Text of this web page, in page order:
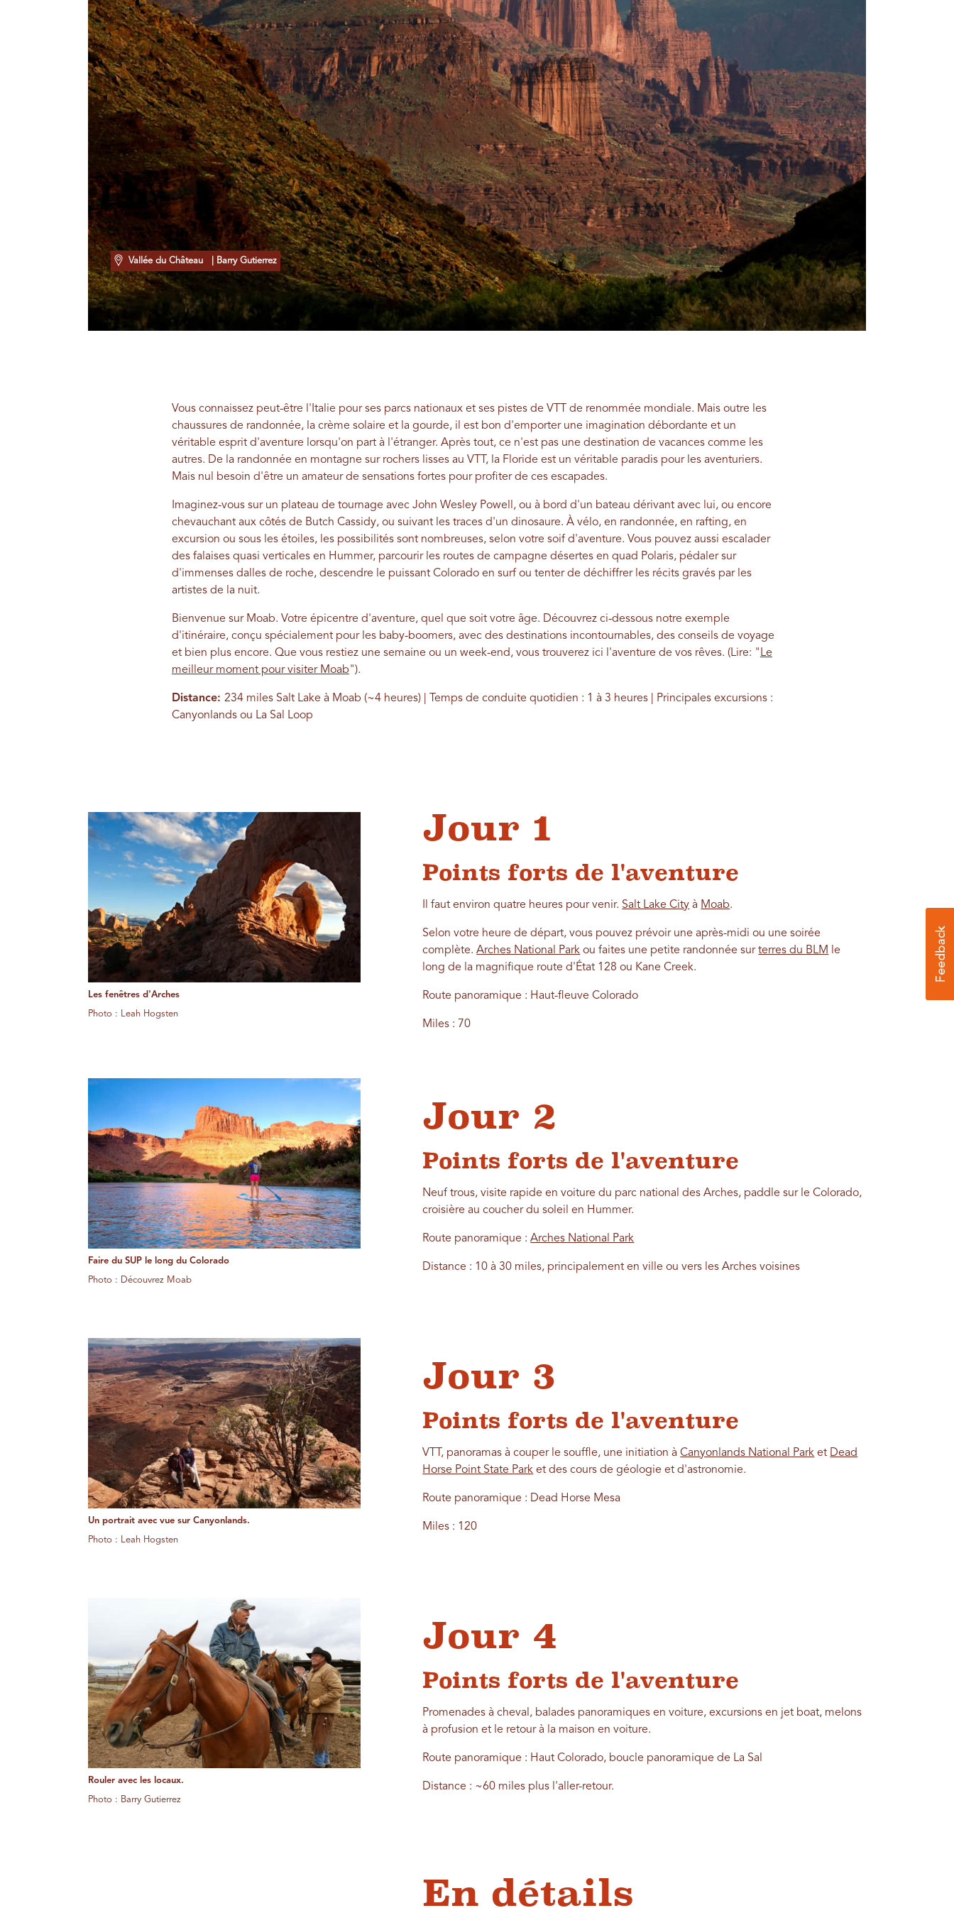
Vallée du Château | Barry Gutierrez
Vous connaissez peut-être l'Italie pour ses parcs nationaux et ses pistes de VTT de renommée mondiale. Mais outre les
chaussures de randonnée, la crème solaire et la gourde, il est bon d'emporter une imagination débordante et un
véritable esprit d'aventure lorsqu'on part à l'étranger. Après tout, ce n'est pas une destination de vacances comme les
autres. De la randonnée en montagne sur rochers lisses au VTT, la Floride est un véritable paradis pour les aventuriers.
Mais nul besoin d'être un amateur de sensations fortes pour profiter de ces escapades.
Imaginez-vous sur un plateau de tournage avec John Wesley Powell, ou à bord d'un bateau dérivant avec lui, ou encore
chevauchant aux côtés de Butch Cassidy, ou suivant les traces d'un dinosaure. À vélo, en randonnée, en rafting, en
excursion ou sous les étoiles, les possibilités sont nombreuses, selon votre soif d'aventure. Vous pouvez aussi escalader
des falaises quasi verticales en Hummer, parcourir les routes de campagne désertes en quad Polaris, pédaler sur
d'immenses dalles de roche, descendre le puissant Colorado en surf ou tenter de déchiffrer les récits gravés par les
artistes de la nuit.
Bienvenue sur Moab. Votre épicentre d'aventure, quel que soit votre âge. Découvrez ci-dessous notre exemple
d'itinéraire, conçu spécialement pour les baby-boomers, avec des destinations incontournables, des conseils de voyage
et bien plus encore. Que vous restiez une semaine ou un week-end, vous trouverez ici l'aventure de vos rêves. (Lire: " Le
meilleur moment pour visiter Moab").
Distance: 234 miles Salt Lake à Moab (~4 heures) | Temps de conduite quotidien : 1 à 3 heures | Principales excursions :
Canyonlands ou La Sal Loop
Les fenêtres d'Arches
Photo : Leah Hogsten
Jour 1
Points forts de l'aventure
Il faut environ quatre heures pour venir. Salt Lake City à Moab.
Selon votre heure de départ, vous pouvez prévoir une après-midi ou une soirée
complète.Arches National Park ou faites une petite randonnée surterres du BLM
le
long de la magnifique route d'État 128 ou Kane Creek.
Route panoramique : Haut-fleuve Colorado
Miles : 70
Faire du SUP le long du Colorado
Photo : Découvrez Moab
Jour 2
Points forts de l'aventure
Neuf trous, visite rapide en voiture du parc national des Arches, paddle sur le Colorado,
croisière au coucher du soleil en Hummer.
Route panoramique :Arches National Park
Distance : 10 à 30 miles, principalement en ville ou vers les Arches voisines
Un portrait avec vue sur Canyonlands.
Photo : Leah Hogsten
Jour 3
Points forts de l'aventure
VTT, panoramas à couper le souffle, une initiation àCanyonlands National Park et Dead
Horse Point State Park et des cours de géologie et d'astronomie.
Route panoramique : Dead Horse Mesa
Miles : 120
Rouler avec les locaux.
Photo : Barry Gutierrez
Jour 4
Points forts de l'aventure
Promenades à cheval, balades panoramiques en voiture, excursions en jet boat, melons
à profusion et le retour à la maison en voiture.
Route panoramique : Haut Colorado, boucle panoramique de La Sal
Distance : ~60 miles plus l'aller-retour.
En détails